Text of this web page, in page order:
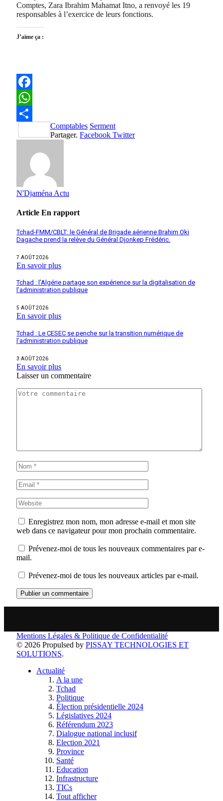
Comptes, Zara Ibrahim Mahamat Itno, a renvoyé les 19
responsables à l’exercice de leurs fonctions.
J’aime ça :
Facebook
WhatsApp
Partager
Comptables Serment
Partager. Facebook Twitter
N'Djaména Actu
Article En rapport
Tchad-FMM/CBLT: le Général de Brigade aérienne Brahim Oki
Dagache prend la relève du Général Djonkep Frédéric.
7 AOÛT 2026
En savoir plus
Tchad : l’Algérie partage son expérience sur la digitalisation de
l’administration publique
5 AOÛT 2026
En savoir plus
Tchad : Le CESEC se penche sur la transition numérique de
l’administration publique
3 AOÛT 2026
En savoir plus
Laisser un commentaire
Enregistrez mon nom, mon adresse e-mail et mon site
web dans ce navigateur pour mon prochain commentaire.
Prévenez-moi de tous les nouveaux commentaires par e-
mail.
Prévenez-moi de tous les nouveaux articles par e-mail.
Mentions Légales & Politique de Confidentialité
© 2026 Propulsed by PISSAY TECHNOLOGIES ET
SOLUTIONS.
Actualité
A la une
Tchad
Politique
Élection présidentielle 2024
Législatives 2024
Référendum 2023
Dialogue national inclusif
Election 2021
Province
Santé
Education
Infrastructure
TICs
Tout afficher